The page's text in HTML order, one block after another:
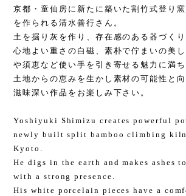
京都・童仙房に新たに築いた割竹式登り
を作られる清水善行さん。
土を掘り灰を作り、存在感のある器づくり
心地よい重さの白磁、素朴で佇まいの美
や須恵など使い手を引き寄せる魅力に満ち
土地からの恵みを生かし素材の可能性と
滋味深い作品をお楽しみ下さい。
Yoshiyuki Shimizu creates powerful
newly built split bamboo climbing kiln
Kyoto.
He digs in the earth and makes ashes
with a strong presence.
His white porcelain pieces have a